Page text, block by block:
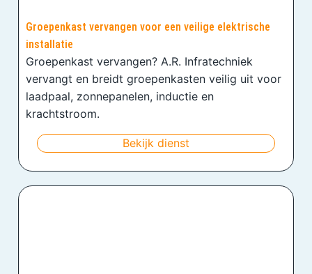
Groepenkast vervangen voor een veilige elektrische
installatie
Groepenkast vervangen? A.R. Infratechniek
vervangt en breidt groepenkasten veilig uit voor
laadpaal, zonnepanelen, inductie en
krachtstroom.
Bekijk dienst